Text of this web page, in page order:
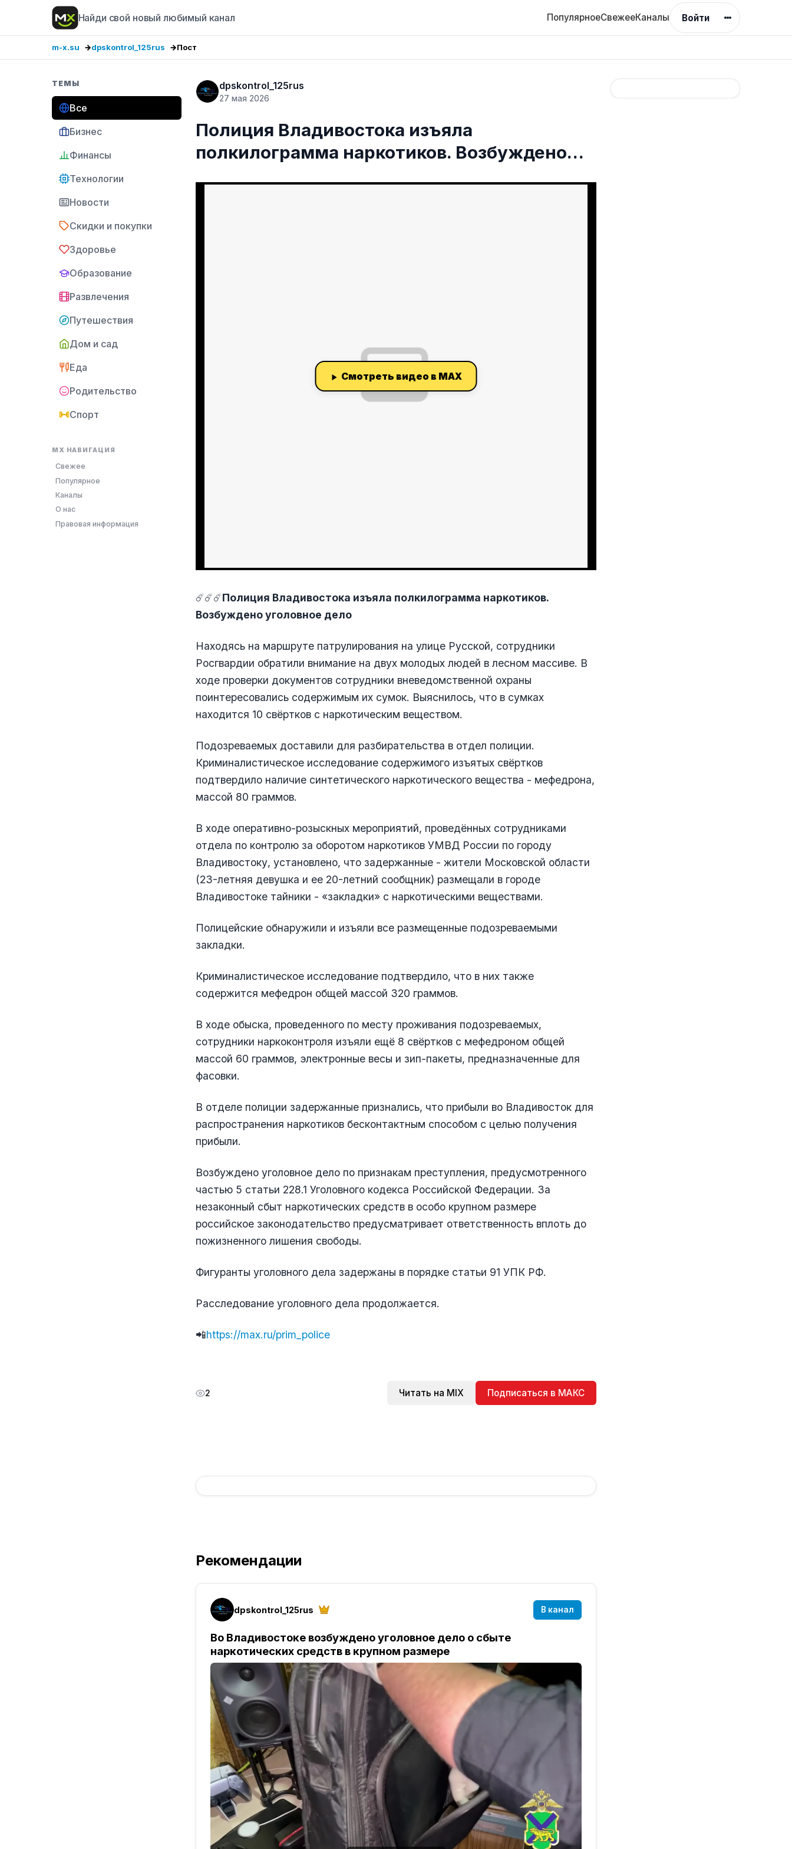
Найди свой новый любимый канал ПопулярноеСвежееКаналы Войти
m-x.su dpskontrol_125rus Пост
ТЕМЫ
Все
Бизнес
Финансы
Технологии
Новости
Скидки и покупки
Здоровье
Образование
Развлечения
Путешествия
Дом и сад
Еда
Родительство
Спорт
MX НАВИГАЦИЯ
Свежее
Популярное
Каналы
О нас
Правовая информация
dpskontrol_125rus
27 мая 2026
Полиция Владивостока изъяла
полкилограмма наркотиков. Возбуждено…
Смотреть видео в MAX
☄️☄️☄️Полиция Владивостока изъяла полкилограмма наркотиков.
Возбуждено уголовное дело
Находясь на маршруте патрулирования на улице Русской, сотрудники
Росгвардии обратили внимание на двух молодых людей в лесном массиве. В
ходе проверки документов сотрудники вневедомственной охраны
поинтересовались содержимым их сумок. Выяснилось, что в сумках
находится 10 свёртков с наркотическим веществом.
Подозреваемых доставили для разбирательства в отдел полиции.
Криминалистическое исследование содержимого изъятых свёртков
подтвердило наличие синтетического наркотического вещества - мефедрона,
массой 80 граммов.
В ходе оперативно-розыскных мероприятий, проведённых сотрудниками
отдела по контролю за оборотом наркотиков УМВД России по городу
Владивостоку, установлено, что задержанные - жители Московской области
(23-летняя девушка и ее 20-летний сообщник) размещали в городе
Владивостоке тайники - «закладки» с наркотическими веществами.
Полицейские обнаружили и изъяли все размещенные подозреваемыми
закладки.
Криминалистическое исследование подтвердило, что в них также
содержится мефедрон общей массой 320 граммов.
В ходе обыска, проведенного по месту проживания подозреваемых,
сотрудники наркоконтроля изъяли ещё 8 свёртков с мефедроном общей
массой 60 граммов, электронные весы и зип-пакеты, предназначенные для
фасовки.
В отделе полиции задержанные признались, что прибыли во Владивосток для
распространения наркотиков бесконтактным способом с целью получения
прибыли.
Возбуждено уголовное дело по признакам преступления, предусмотренного
частью 5 статьи 228.1 Уголовного кодекса Российской Федерации. За
незаконный сбыт наркотических средств в особо крупном размере
российское законодательство предусматривает ответственность вплоть до
пожизненного лишения свободы.
Фигуранты уголовного дела задержаны в порядке статьи 91 УПК РФ.
Расследование уголовного дела продолжается.
📲https://max.ru/prim_police
2 Читать на MIX Подписаться в МАКС
Рекомендации
dpskontrol_125rus В канал
Во Владивостоке возбуждено уголовное дело о сбыте
наркотических средств в крупном размере